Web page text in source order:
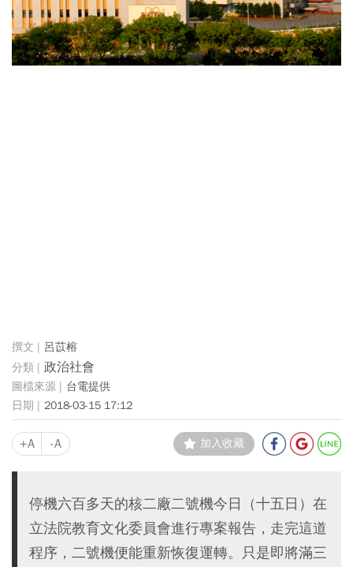
呂苡榕
政治社會
台電提供
2018-03-15 17:12
+A -A 加入收藏
停機六百多天的核二廠二號機今日（十五日）在
立法院教育文化委員會進行專案報告，走完這道
程序，二號機便能重新恢復運轉。只是即將滿三